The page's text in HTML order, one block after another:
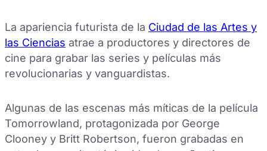
La apariencia futurista de la Ciudad de las Artes y
las Ciencias atrae a productores y directores de
cine para grabar las series y películas más
revolucionarias y vanguardistas.
Algunas de las escenas más míticas de la película
Tomorrowland, protagonizada por George
Clooney y Britt Robertson, fueron grabadas en